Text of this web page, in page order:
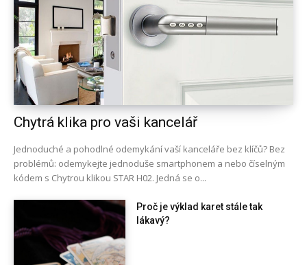
Chytrá klika pro vaši kancelář
Jednoduché a pohodlné odemykání vaší kanceláře bez klíčů? Bez
problémů: odemykejte jednoduše smartphonem a nebo číselným
kódem s Chytrou klikou STAR H02. Jedná se o...
Proč je výklad karet stále tak
lákavý?